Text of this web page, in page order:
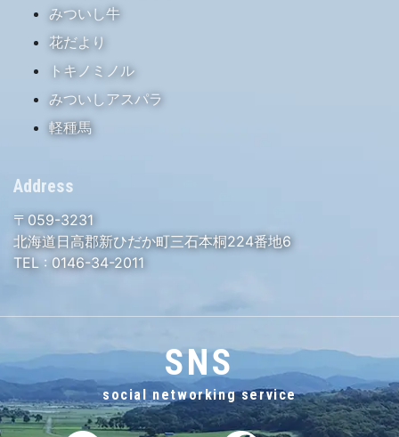
みついし牛
花だより
トキノミノル
みついしアスパラ
軽種馬
Address
〒059-3231
北海道日高郡新ひだか町三石本桐224番地6
TEL : 0146-34-2011
SNS
social networking service